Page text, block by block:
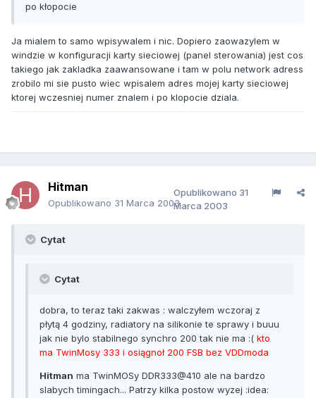
po kłopocie
Ja mialem to samo wpisywalem i nic. Dopiero zaowazylem w
windzie w konfiguracji karty sieciowej (panel sterowania) jest cos
takiego jak zakladka zaawansowane i tam w polu network adress
zrobilo mi sie pusto wiec wpisalem adres mojej karty sieciowej
ktorej wczesniej numer znalem i po klopocie dziala.
Hitman
Opublikowano 31 Marca 2003
Opublikowano 31
Marca 2003
Cytat
Cytat
dobra, to teraz taki zakwas : walczyłem wczoraj z
płytą 4 godziny, radiatory na silikonie te sprawy i buuu
jak nie bylo stabilnego synchro 200 tak nie ma :( kto
ma TwinMosy 333 i osiągnoł 200 FSB bez VDDmoda
Hitman ma TwinMOSy DDR333@410 ale na bardzo
slabych timingach... Patrzy kilka postow wyzej :idea: